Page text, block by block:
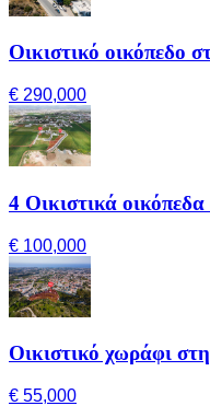
Οικιστικό οικόπεδο
€ 290,000
4 Οικιστικά
€ 100,000
Οικιστικό χωράφι
€ 55,000